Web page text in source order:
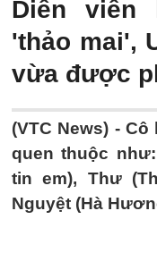
Diễn viên
'thảo mai',
vừa được
(VTC News) - Cô
quen thuộc
tin em), Thư
Nguyệt (Hà